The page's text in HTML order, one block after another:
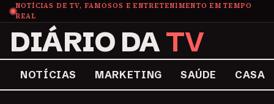
NOTÍCIAS DE TV, FAMOSOS E ENTRETENIMENTO EM TEMPO
REAL
DIÁRIO DATV
NOTÍCIAS MARKETING SAÚDE CASA